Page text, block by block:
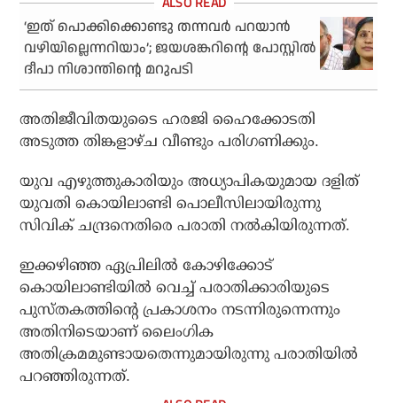
‘ഇത് പൊക്കിക്കൊണ്ടു തന്നവര്‍ പറയാന്‍
വഴിയില്ലെന്നറിയാം’; ജയശങ്കറിന്റെ പോസ്റ്റില്‍
ദീപാ നിശാന്തിന്റെ മറുപടി
അതിജീവിതയുടൈ ഹരജി ഹൈക്കോടതി
അടുത്ത തിങ്കളാഴ്ച വീണ്ടും പരിഗണിക്കും.
യുവ എഴുത്തുകാരിയും അധ്യാപികയുമായ ദളിത്
യുവതി കൊയിലാണ്ടി പൊലീസിലായിരുന്നു
സിവിക് ചന്ദ്രനെതിരെ പരാതി നല്‍കിയിരുന്നത്.
ഇക്കഴിഞ്ഞ ഏപ്രിലില്‍ കോഴിക്കോട്
കൊയിലാണ്ടിയില്‍ വെച്ച് പരാതിക്കാരിയുടെ
പുസ്തകത്തിന്റെ പ്രകാശനം നടന്നിരുന്നെന്നും
അതിനിടെയാണ് ലൈംഗിക
അതിക്രമമുണ്ടായതെന്നുമായിരുന്നു പരാതിയില്‍
പറഞ്ഞിരുന്നത്.